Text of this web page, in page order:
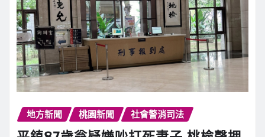
地方新聞 桃園新聞 社會警消司法